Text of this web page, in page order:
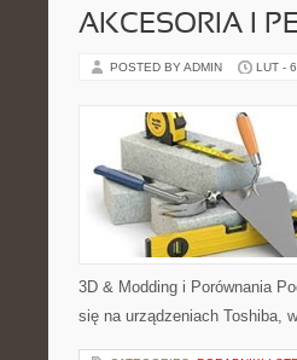
AKCESORIA I
POSTED BY ADMIN LUT -
3D & Modding i Porównania
się na urządzeniach Toshiba,